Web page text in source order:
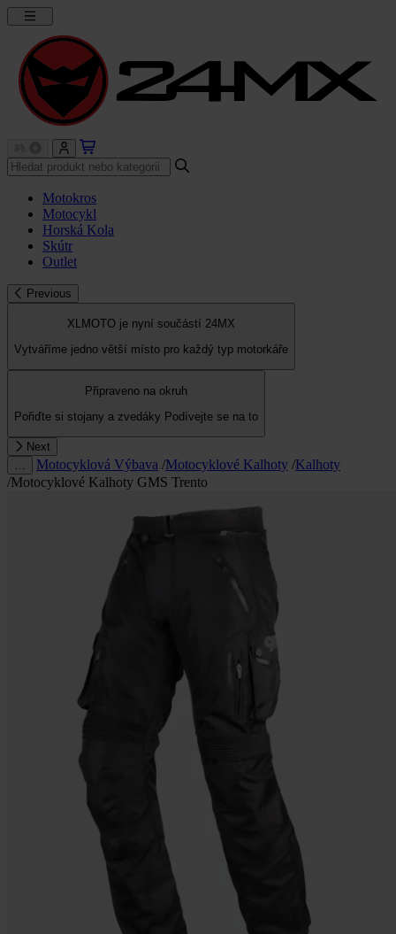
Motokros
Motocykl
Horská Kola
Skútr
Outlet
Previous
XLMOTO je nyní součástí 24MX
Vytváříme jedno větší místo pro každý typ motorkáře
Připraveno na okruh
Pořiďte si stojany a zvedáky Podívejte se na to
Next
Motocyklová Výbava /Motocyklové Kalhoty /Kalhoty
/Motocyklové Kalhoty GMS Trento